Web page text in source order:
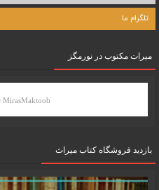
تلگرام ما
میرات مکتوب در نورمگز
MirasMaktoob
بازدید فروشگاه کتاب میراث